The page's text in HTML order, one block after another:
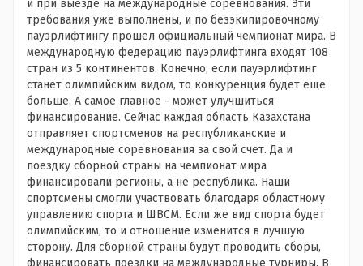
и при выезде на международные соревнования. Эти
требования уже выполнены, и по безэкипировочному
пауэрлифтингу прошел официальный чемпионат мира. В
международную федерацию пауэрлифтинга входят 108
стран из 5 континентов. Конечно, если пауэрлифтинг
станет олимпийским видом, то конкуренция будет еще
больше. А самое главное - может улучшиться
финансирование. Сейчас каждая область Казахстана
отправляет спортсменов на республиканские и
международные соревнования за свой счет. Да и
поездку сборной страны на чемпионат мира
финансировали регионы, а не республика. Наши
спортсмены смогли участвовать благодаря областному
управлению спорта и ШВСМ. Если же вид спорта будет
олимпийским, то и отношение изменится в лучшую
сторону. Для сборной страны будут проводить сборы,
финансировать поездки на международные турниры. В